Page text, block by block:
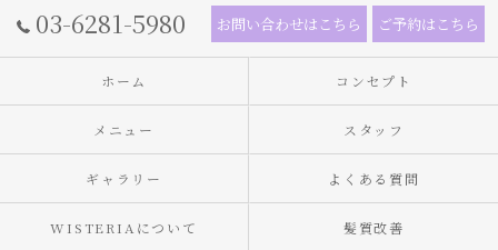
03-6281-5980 お問い合わせはこちら ご予約はこちら
ホーム コンセプト
メニュー スタッフ
ギャラリー よくある質問
WISTERIAについて 髪質改善